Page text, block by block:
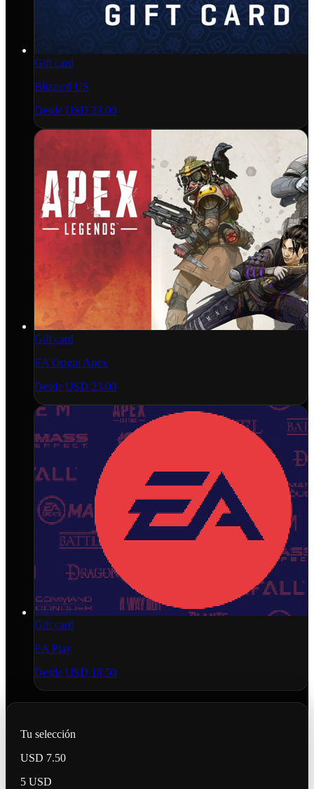
Gift card
Blizzard US
Desde USD 23.00
Gift card
EA Origin Apex
Desde USD 23.00
Gift card
EA Play
Desde USD 18.50
Tu selección
USD 7.50
5 USD